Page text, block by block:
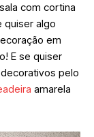
com cortina
quiser algo
em
E se quiser
pelo
amarela